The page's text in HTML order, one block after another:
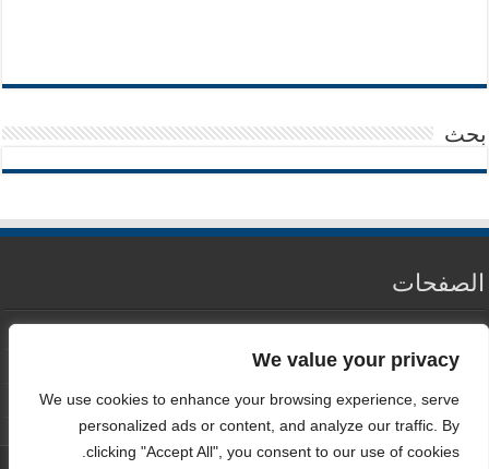
We value your privacy
We use cookies to enhance your browsing experience, serve
personalized ads or content, and analyze our traffic. By
clicking "Accept All", you consent to our use of cookies.
بحث
الصفحات
سياسة الخصوصية
اتصل بنا